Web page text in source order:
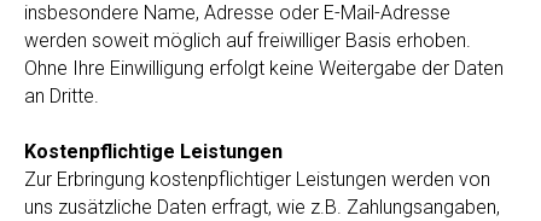
insbesondere Name, Adresse oder E-Mail-Adresse
werden soweit möglich auf freiwilliger Basis erhoben.
Ohne Ihre Einwilligung erfolgt keine Weitergabe der Daten
an Dritte.
Kostenpflichtige Leistungen
Zur Erbringung kostenpflichtiger Leistungen werden von
uns zusätzliche Daten erfragt, wie z.B. Zahlungsangaben,